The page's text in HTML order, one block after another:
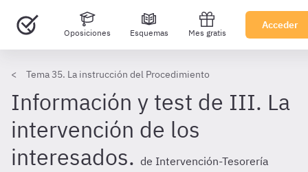
Oposiciones Esquemas Mes gratis
Acceder
Tema 35. La instrucción del Procedimiento
Información y test de III. La
intervención de los
interesados. de Intervención-Tesorería